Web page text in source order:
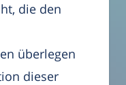
die den
überlegen
dieser